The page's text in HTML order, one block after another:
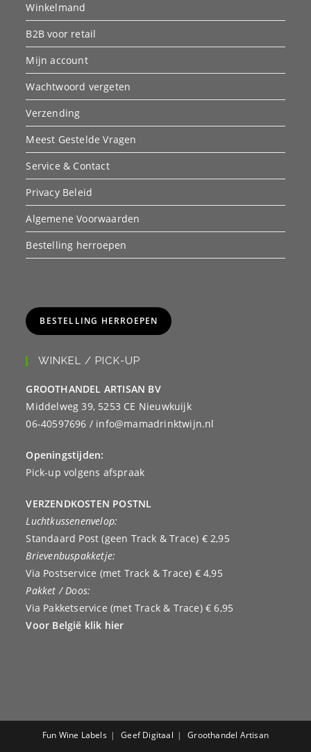
Winkelmand
B2B voor retail
Mijn account
Wachtwoord vergeten
Verzending
Meest Gestelde Vragen
Service & Contact
Privacy Beleid
Algemene Voorwaarden
Bestelling herroepen
BESTELLING HERROEPEN
WINKEL / PICK-UP
GROOTHANDEL ARTISAN BV
Middelweg 39, 5253 CE Nieuwkuijk
06-40597696 / info@mamadrinktwijn.nl
Openingstijden:
Pick-up volgens afspraak
VERZENDKOSTEN POSTNL
Luchtkussenenvelop:
Standaard Post (geen Track & Trace) € 2,95
Brievenbuspakketje:
Via Postservice (met Track & Trace) € 4,95
Pakket / Doos:
Via Pakketservice (met Track & Trace) € 6,95
Voor België klik hier
Fun Wine Labels Geef Digitaal Groothandel Artisan